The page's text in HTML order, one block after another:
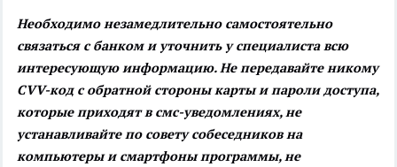
Необходимо незамедлительно самостоятельно
связаться с банком и уточнить у специалиста всю
интересующую информацию. Не передавайте никому
CVV-код с обратной стороны карты и пароли доступа,
которые приходят в смс-уведомлениях, не
устанавливайте по совету собеседников на
компьютеры и смартфоны программы, не